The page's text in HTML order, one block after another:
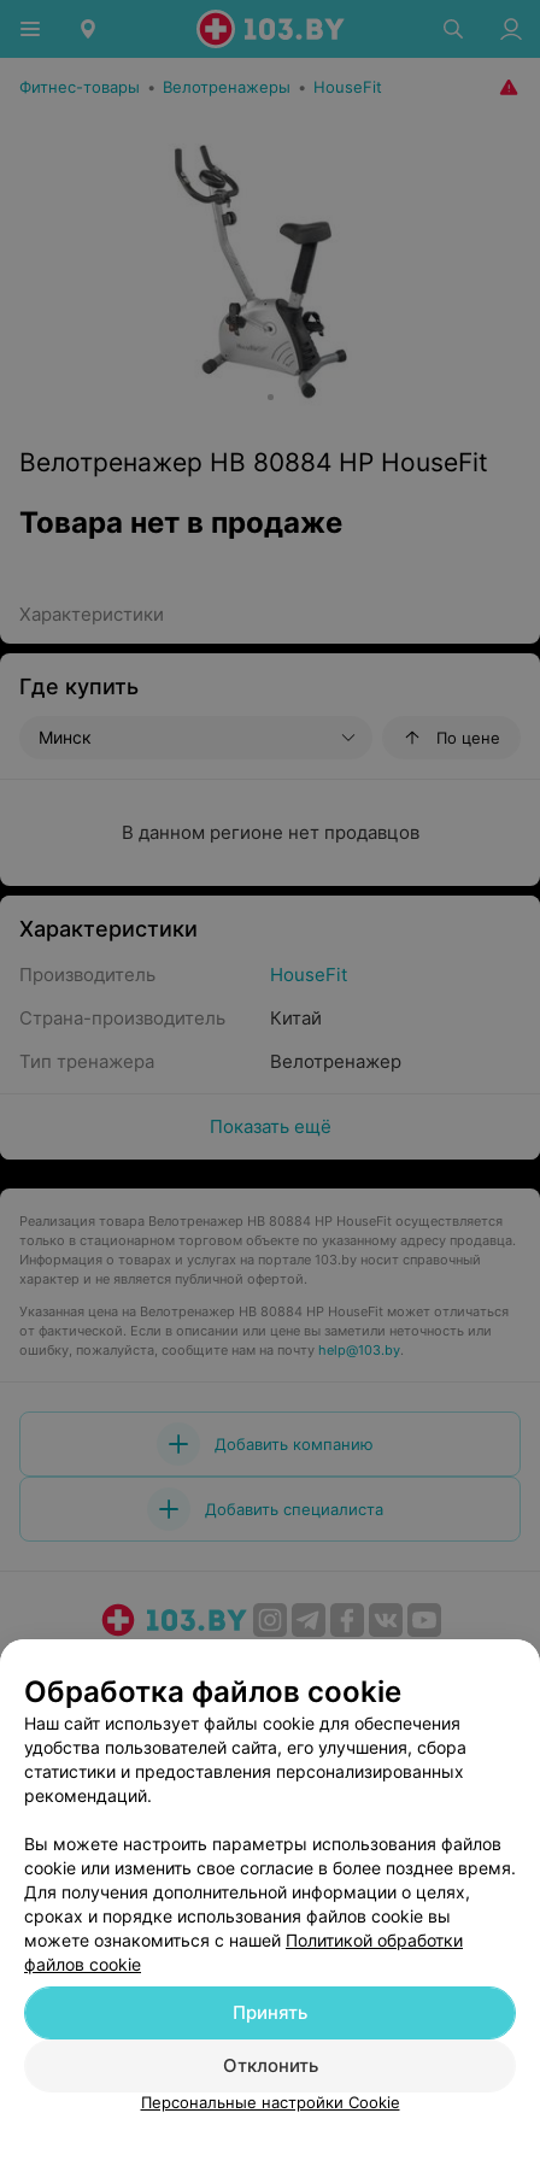
Фитнес-товары • Велотренажеры • HouseFit
Велотренажер HB 80884 HP HouseFit
Товара нет в продаже
Характеристики
Где купить
Минск По цене
В данном регионе нет продавцов
Характеристики
Производитель
HouseFit
Страна-производитель
Китай
Тип тренажера
Велотренажер
Показать ещё
Реализация товара Велотренажер HB 80884 HP HouseFit осуществляется
только в стационарном торговом объекте по указанному адресу продавца.
Информация о товарах и услугах на портале 103.by носит справочный
характер и не является публичной офертой.
Указанная цена на Велотренажер HB 80884 HP HouseFit может отличаться
от фактической. Если в описании или цене вы заметили неточность или
ошибку, пожалуйста, сообщите нам на почту help@103.by.
Добавить компанию
Добавить специалиста
Медицинский маркетинг
Публичный договор
Пользовательское соглашение
Способы оплаты
Вакансии
Партнеры
Персональные настройки cookie
Обработка персональных данных
© 2026 ООО «Артокс Лаб», УНП 191700409| 220012, Республика Беларусь,
Обработка файлов cookie
Наш сайт использует файлы cookie для обеспечения
удобства пользователей сайта, его улучшения, сбора
статистики и предоставления персонализированных
рекомендаций.
Вы можете настроить параметры использования файлов
cookie или изменить свое согласие в более позднее время.
Для получения дополнительной информации о целях,
сроках и порядке использования файлов cookie вы
можете ознакомиться с нашей Политикой обработки
файлов cookie
Отклонить
Принять
Персональные настройки Cookie